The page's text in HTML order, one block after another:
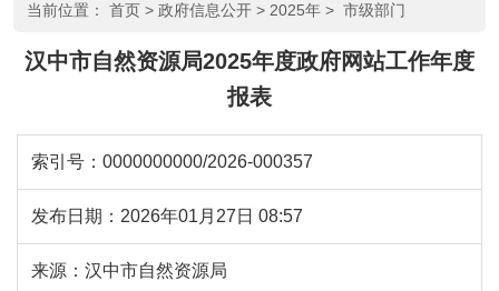
当前位置： 首页 > 政府信息公开 > 2025年 > 市级部门
汉中市自然资源局2025年度政府网站工作年度
报表
索引号： 0000000000/2026-000357
发布日期： 2026年01月27日 08:57
来源： 汉中市自然资源局